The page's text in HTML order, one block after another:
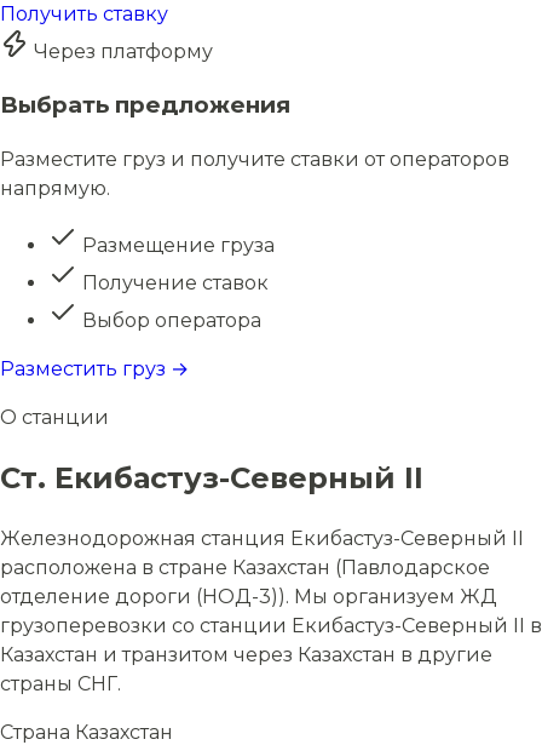
Получить ставку
Через платформу
Выбрать предложения
Разместите груз и получите ставки от операторов
напрямую.
Размещение груза
Получение ставок
Выбор оператора
Разместить груз →
О станции
Ст. Екибастуз-Северный II
Железнодорожная станция Екибастуз-Северный II
расположена в стране Казахстан (Павлодарское
отделение дороги (НОД-3)). Мы организуем ЖД
грузоперевозки со станции Екибастуз-Северный II в
Казахстан и транзитом через Казахстан в другие
страны СНГ.
Страна Казахстан